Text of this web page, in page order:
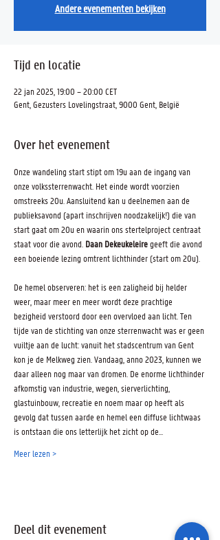
Andere evenementen bekijken
Tijd en locatie
22 jan 2025, 19:00 – 20:00 CET
Gent, Gezusters Lovelingstraat, 9000 Gent, België
Over het evenement
Onze wandeling start stipt om 19u aan de ingang van
onze volkssterrenwacht. Het einde wordt voorzien
omstreeks 20u. Aansluitend kan u deelnemen aan de
publieksavond (apart inschrijven noodzakelijk!) die van
start gaat om 20u en waarin ons stertelproject centraat
staat voor die avond. Daan Dekeukeleire geeft die avond
een boeiende lezing omtrent lichthinder (start om 20u).
De hemel observeren: het is een zaligheid bij helder
weer, maar meer en meer wordt deze prachtige
bezigheid verstoord door een overvloed aan licht. Ten
tijde van de stichting van onze sterrenwacht was er geen
vuiltje aan de lucht: vanuit het stadscentrum van Gent
kon je de Melkweg zien. Vandaag, anno 2023, kunnen we
daar alleen nog maar van dromen. De enorme lichthinder
afkomstig van industrie, wegen, sierverlichting,
glastuinbouw, recreatie en noem maar op heeft als
gevolg dat tussen aarde en hemel een diffuse lichtwaas
is ontstaan die ons letterlijk het zicht op de…
Meer lezen >
Deel dit evenement